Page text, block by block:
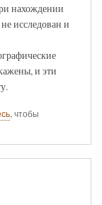
нахождении
исследован и
и эти
, чтобы